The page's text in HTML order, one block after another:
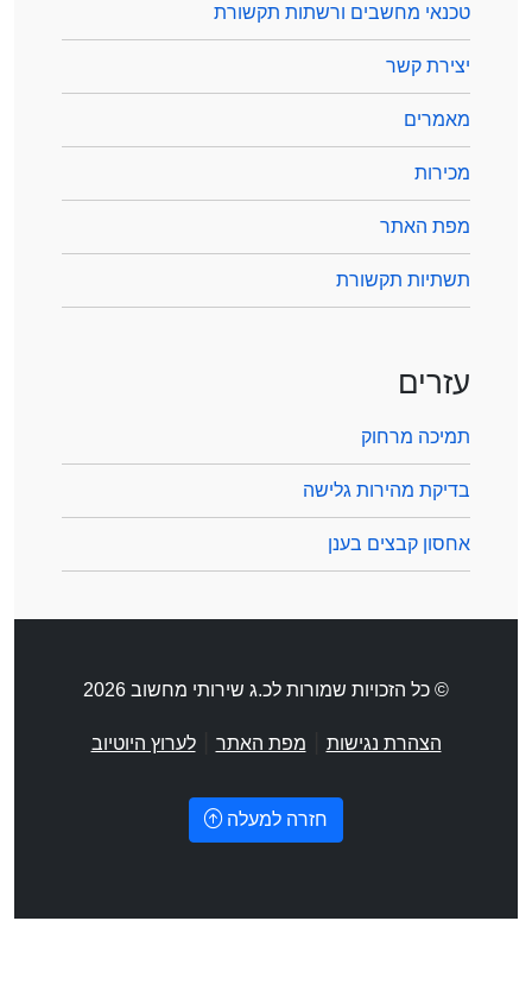
טכנאי מחשבים ורשתות תקשורת
יצירת קשר
מאמרים
מכירות
מפת האתר
תשתיות תקשורת
עזרים
תמיכה מרחוק
בדיקת מהירות גלישה
אחסון קבצים בענן
© כל הזכויות שמורות לכ.ג שירותי מחשוב 2026
הצהרת נגישות מפת האתר |לערוץ היוטיוב
חזרה למעלה